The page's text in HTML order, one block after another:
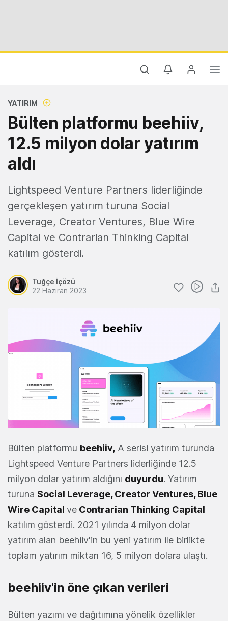
YATIRIM
Bülten platformu beehiiv,
12.5 milyon dolar yatırım
aldı
Lightspeed Venture Partners liderliğinde
gerçekleşen yatırım turuna Social
Leverage, Creator Ventures, Blue Wire
Capital ve Contrarian Thinking Capital
katılım gösterdi.
Tuğçe İçözü
22 Haziran 2023
Bülten platformu beehiiv, A serisi yatırım turunda
Lightspeed Venture Partners liderliğinde 12.5
milyon dolar yatırım aldığını duyurdu. Yatırım
turuna Social Leverage, Creator Ventures, Blue
Wire Capital ve Contrarian Thinking Capital
katılım gösterdi. 2021 yılında 4 milyon dolar
yatırım alan beehiiv'in bu yeni yatırım ile birlikte
toplam yatırım miktarı 16, 5 milyon dolara ulaştı.
beehiiv'in öne çıkan verileri
Bülten yazımı ve dağıtımına yönelik özellikler